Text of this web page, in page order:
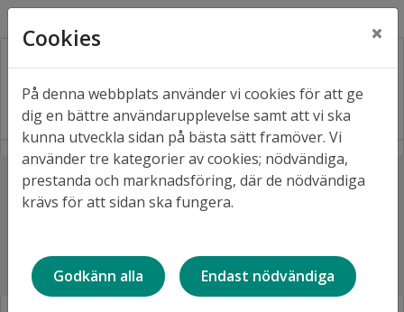
Lyssna
Hem
Projekt i våra områden
Björkskatan, ROT-renovering på Lävägen
ROT-renovering av ca 130
lägenheter på Lävägen
Cookies ×
På denna webbplats använder vi cookies för att ge
dig en bättre användarupplevelse samt att vi ska
kunna utveckla sidan på bästa sätt framöver. Vi
använder tre kategorier av cookies; nödvändiga,
prestanda och marknadsföring, där de nödvändiga
krävs för att sidan ska fungera.
Godkänn alla Endast nödvändiga